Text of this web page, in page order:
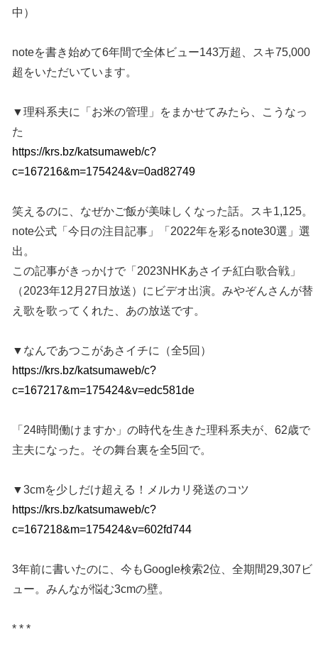
中）
noteを書き始めて6年間で全体ビュー143万超、スキ75,000
超をいただいています。
▼理科系夫に「お米の管理」をまかせてみたら、こうなっ
た
https://krs.bz/katsumaweb/c?
c=167216&m=175424&v=0ad82749
笑えるのに、なぜかご飯が美味しくなった話。スキ1,125。
note公式「今日の注目記事」「2022年を彩るnote30選」選
出。
この記事がきっかけで「2023NHKあさイチ紅白歌合戦」
（2023年12月27日放送）にビデオ出演。みやぞんさんが替
え歌を歌ってくれた、あの放送です。
▼なんであつこがあさイチに（全5回）
https://krs.bz/katsumaweb/c?
c=167217&m=175424&v=edc581de
「24時間働けますか」の時代を生きた理科系夫が、62歳で
主夫になった。その舞台裏を全5回で。
▼3cmを少しだけ超える！メルカリ発送のコツ
https://krs.bz/katsumaweb/c?
c=167218&m=175424&v=602fd744
3年前に書いたのに、今もGoogle検索2位、全期間29,307ビ
ュー。みんなが悩む3cmの壁。
* * *